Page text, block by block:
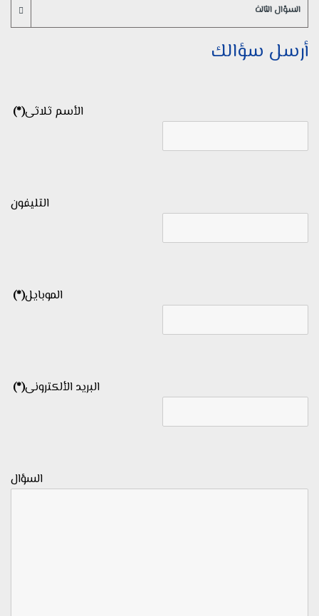
السؤال الثالث
أرسل سؤالك
الأسم ثلاثى(*)
التليفون
الموبايل(*)
البريد الألكترونى(*)
السؤال